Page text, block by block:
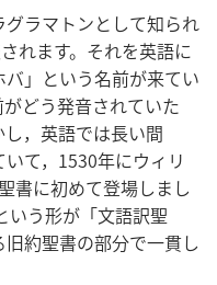
ラマトンとして知られ
」という名前が来てい
どう発音されていた
，英語では長い間
て，1530年にウィリ
書に初めて登場しまし
いう形が「文語訳聖
約聖書の部分で一貫し